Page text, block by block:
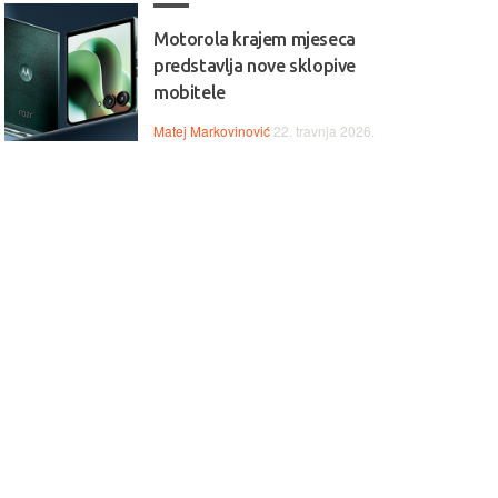
Motorola krajem mjeseca
predstavlja nove sklopive
mobitele
Matej Markovinović 22. travnja 2026.